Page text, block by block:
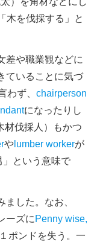
木を伐採する」と
差や職業観などに
ていることに気づ
わず、 chairperson
になったりし
材伐採人）もかつ
や lumber workerが
」という意味で
した。なお、
ーズに Penny wise,
ポンドを失う。一